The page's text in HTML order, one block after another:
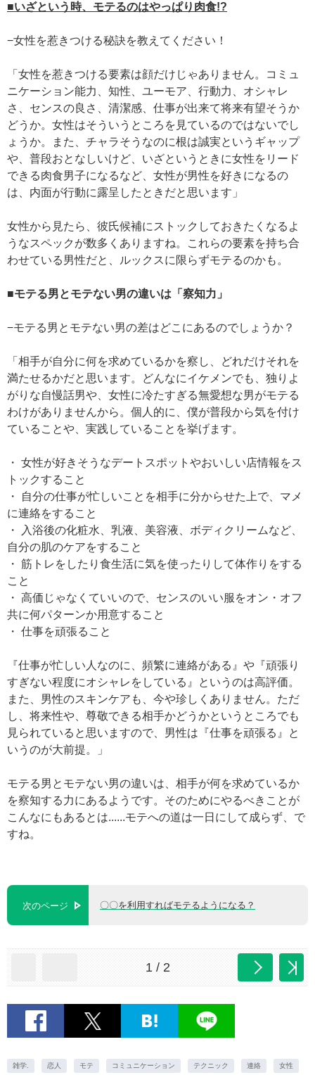
■いざという時、モテるのはやっぱり肉食!?
−女性を惹きつける秘訣を教えてください！
「女性を惹きつける要素は顔だけじゃありません。コミュ
ニケーション能力、知性、ユーモア、行動力、オシャレ
さ、センスの良さ、清潔感、仕事が出来て将来有望そうか
どうか。女性はそういうところを見ているのではないでし
ょうか。また、チャラそうなのに根は誠実というギャップ
や、普段おとなしいけど、いざというときに女性をリード
できる肉食男子になるなど、女性が男性を好きになるの
は、内面が行動に露呈したときだと思います」
女性から見たら、彼氏候補にストックしておきたくなるよ
うなスペックが数多くありますね。これらの要素を持ち合
わせている男性だと、ルックスに限らずモテるのかも。
■モテる男とモテない男の違いは「察知力」
−モテる男とモテない男の差はどこにあるのでしょうか？
「相手が自分に何を求めているかを察し、どれだけそれを
満たせるかだと思います。どんなにイケメンでも、独りよ
がりな自慢話男や、女性に冷たすぎる無愛想な男がモテる
わけがありませんから。個人的に、僕が普段から気を付け
ていることや、実践していることを挙げます。
・ 女性が好きそうなデートスポットやおいしい店情報をス
トックすること
・ 自分の仕事が忙しいことを相手に分からせた上で、マメ
に連絡をすること
・ 入浴後の化粧水、乳液、美容液、ボディクリームなど、
自分の肌のケアをすること
・ 筋トレをしたり食生活に気を使ったりして体作りをする
こと
・ 高価じゃなくていいので、センスのいい服をオン・オフ
共に何パターンか用意すること
・ 仕事を頑張ること
『仕事が忙しい人なのに、頻繁に連絡がある』や『頑張り
すぎない程度にオシャレをしている』というのは高評価。
また、男性のスキンケアも、今や珍しくありません。ただ
し、将来性や、尊敬できる相手かどうかというところでも
見られていると思いますので、男性は『仕事を頑張る』と
いうのが大前提。」
モテる男とモテない男の違いは、相手が何を求めているか
を察知する力にあるようです。そのためにやるべきことが
こんなにもあるとは......モテへの道は一日にして成らず、で
すね。
次のページ 〇〇を利用すればモテるようになる？
1 / 2
雑学. 恋人 モテ コミュニケーション テクニック 連絡 女性